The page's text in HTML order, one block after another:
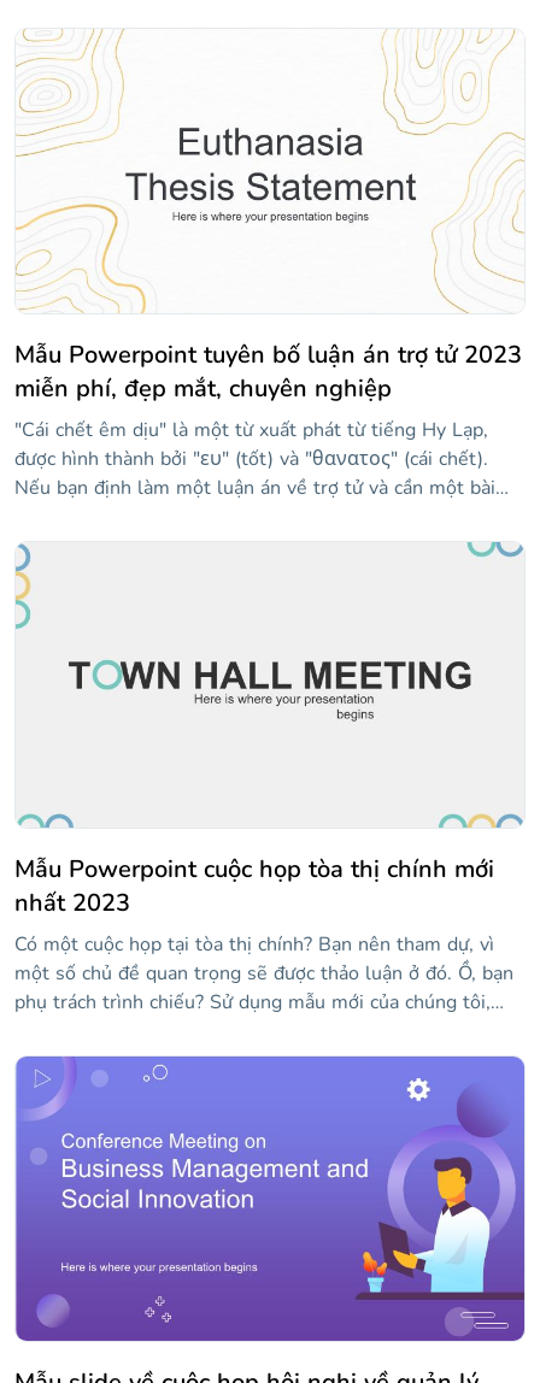
Mẫu Powerpoint tuyên bố luận án trợ tử 2023
miễn phí, đẹp mắt, chuyên nghiệp
"Cái chết êm dịu" là một từ xuất phát từ tiếng Hy Lạp,
được hình thành bởi "ευ" (tốt) và "θανατος" (cái chết).
Nếu bạn định làm một luận án về trợ tử và cần một bài
về trợ tử là gì, các kỹ thuật mà nó được quản lý là gì, ai có
thể truy cập nó hoặc tranh cãi mà chủ đề này tạo ra. Các
slide cung cấp một phong cách trang trọng và được thiết
kế để làm cho thông tin của bạn nổi bật và bảo vệ luận án
của bạn thành công.
Mẫu Powerpoint cuộc họp tòa thị chính mới
nhất 2023
Có một cuộc họp tại tòa thị chính? Bạn nên tham dự, vì
một số chủ đề quan trọng sẽ được thảo luận ở đó. Ồ, bạn
phụ trách trình chiếu? Sử dụng mẫu mới của chúng tôi,
sắp tới, v.v. Có đồ thị và đồ họa thông tin để hiển thị dữ
liệu và một số hình ảnh!